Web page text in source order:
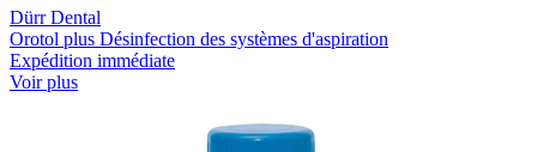
Dürr Dental
Orotol plus Désinfection des systèmes d'aspiration
Expédition immédiate
Voir plus